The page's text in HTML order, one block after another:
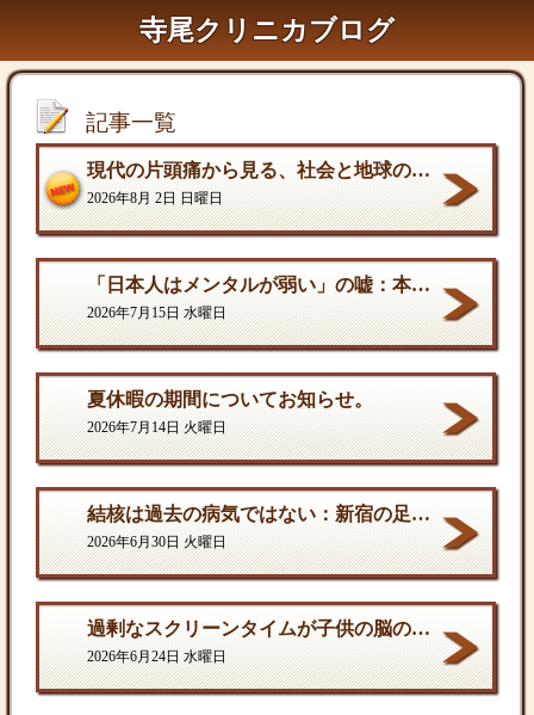
寺尾クリニカブログ
記事一覧
現代の片頭痛から見る、社会と地球の構造的課題
2026年8月 2日 日曜日
「日本人はメンタルが弱い」の嘘：本当の弱さと、自分を守る「成熟した強さ
2026年7月15日 水曜日
夏休暇の期間についてお知らせ。
2026年7月14日 火曜日
結核は過去の病気ではない：新宿の足元に潜む歪んだ現実
2026年6月30日 火曜日
過剰なスクリーンタイムが子供の脳の発達を停滞させる。
2026年6月24日 水曜日